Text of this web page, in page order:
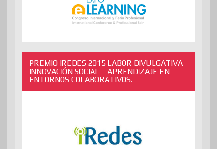
PREMIO IREDES 2015 LABOR DIVULGATIVA
INNOVACIÓN SOCIAL – APRENDIZAJE EN
ENTORNOS COLABORATIVOS.